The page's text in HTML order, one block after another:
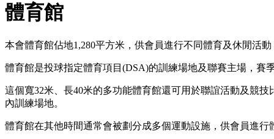
體育館
本會體育館佔地1,280平方米，供會員進行不同體育及休閒活
體育館是投球指定體育項目(DSA)的訓練場地及聯賽主場，賽
這個寬32米、長40米的多功能體育館還可用於聯誼活動及競
內訓練場地。
體育館在其他時間通常會被劃分成多個運動設施，供會員進